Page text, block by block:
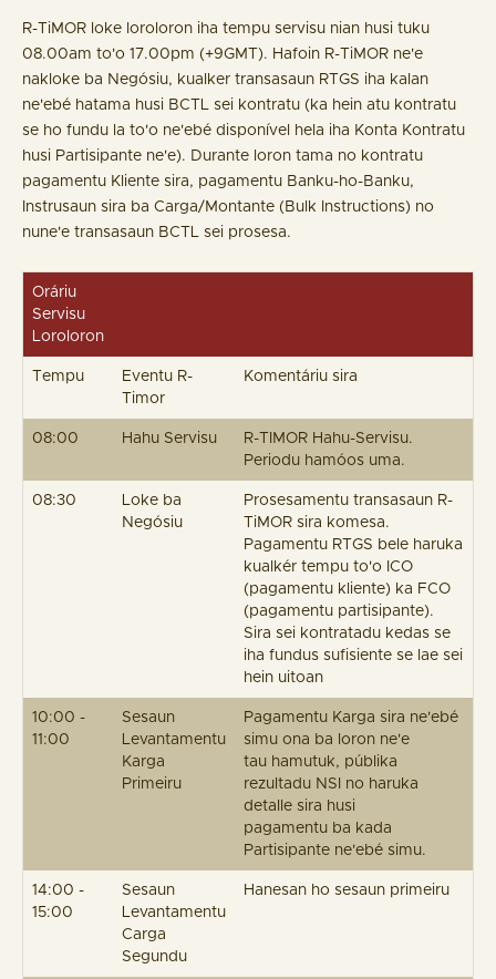
R-TiMOR loke loroloron iha tempu servisu nian husi tuku
08.00am to'o 17.00pm (+9GMT). Hafoin R-TiMOR ne'e
nakloke ba Negósiu, kualker transasaun RTGS iha kalan
ne'ebé hatama husi BCTL sei kontratu (ka hein atu kontratu
se ho fundu la to'o ne'ebé disponível hela iha Konta Kontratu
husi Partisipante ne'e). Durante loron tama no kontratu
pagamentu Kliente sira, pagamentu Banku-ho-Banku,
Instrusaun sira ba Carga/Montante (Bulk Instructions) no
nune'e transasaun BCTL sei prosesa.
Oráriu
Servisu
Loroloron
Tempu
Eventu R-
Timor
Komentáriu sira
08:00 Hahu Servisu
R-TIMOR Hahu-Servisu.
Periodu hamóos uma.
08:30
Loke ba
Negósiu
Prosesamentu transasaun R-
TiMOR sira komesa.
Pagamentu RTGS bele haruka
kualkér tempu to'o ICO
(pagamentu kliente) ka FCO
(pagamentu partisipante).
Sira sei kontratadu kedas se
iha fundus sufisiente se lae sei
hein uitoan
10:00 -
11:00
Sesaun
Levantamentu
Karga
Primeiru
Pagamentu Karga sira ne'ebé
simu ona ba loron ne'e
tau hamutuk, públika
rezultadu NSI no haruka
detalle sira husi
pagamentu ba kada
Partisipante ne'ebé simu.
14:00 -
15:00
Sesaun
Levantamentu
Carga
Segundu
Hanesan ho sesaun primeiru